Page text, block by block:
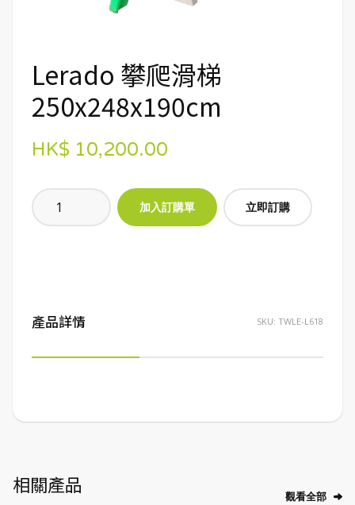
Lerado 攀爬滑梯
250x248x190cm
HK$ 10,200.00
立即訂購
產品詳情 SKU: TWLE-L618
相關產品 觀看全部